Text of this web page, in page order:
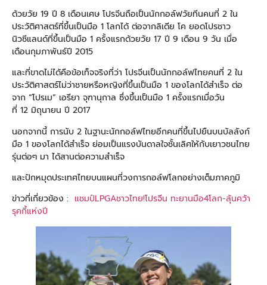
ด้วยวัย 19 ปี 8 เดือนเศษ โปรจีนถือเป็นนักกอล์ฟวัยทีนคนที่ 2 ใน
ประวัติศาสตร์ที่ขึ้นเป็นมือ 1 โลกได้ ต่อจากลิเดีย โค ยอดโปรชาว
นิวซีแลนด์ที่ขึ้นเป็นมือ 1 ครั้งแรกด้วยวัย 17 ปี 9 เดือน 9 วัน เมื่อ
เดือนกุมภาพันธ์ปี 2015
และที่ขาดไม่ได้คือข้อเท็จจริงที่ว่า โปรจีนเป็นนักกอล์ฟไทยคนที่ 2 ใน
ประวัติศาสตร์ไม่ว่าชายหรือหญิงที่ขึ้นเป็นมือ 1 ของโลกได้สำเร็จ ต่อ
จาก “โปรเม” เอรียา จุฑานุกาล ซึ่งขึ้นเป็นมือ 1 ครั้งแรกเมื่อวัน
ที่ 12 มิถุนายน ปี 2017
นอกจากนี้ การนับ 2 ในฐานะนักกอล์ฟไทยอีกคนที่ขึ้นไปยืนบนบัลลังก์
มือ 1 ของโลกได้สำเร็จ ย่อมเป็นแรงบันดาลใจชั้นเลิศให้กับเยาวชนไทย
รุ่นต่อๆ มา ได้สานต่อความสำเร็จ
และปักหมุดประเทศไทยบนแผนที่วงการกอล์ฟโลกอย่างเต็มภาคภูมิ
ข่าวที่เกี่ยวข้อง : แชมป์LPGAชาวไทย!โปรจีน ทะยานมือ4โลก-ลุ้นคว้า
รุคกี้แห่งปี